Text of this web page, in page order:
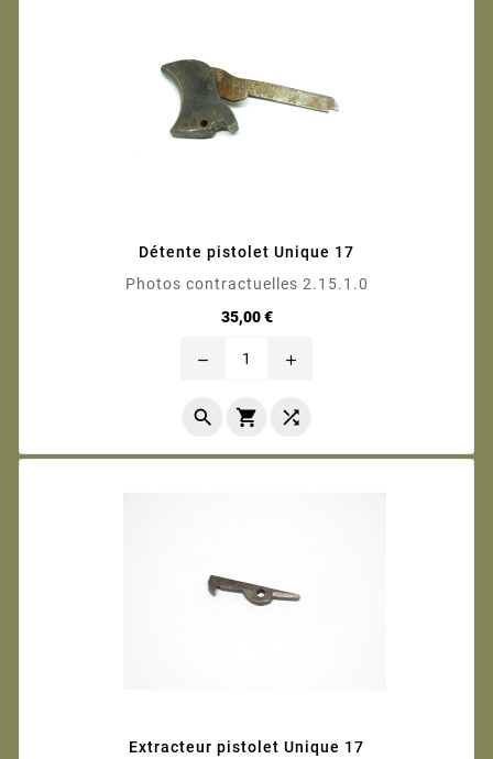
Détente pistolet Unique 17
Photos contractuelles 2.15.1.0
35,00 €Prix
remove add
  
Extracteur pistolet Unique 17